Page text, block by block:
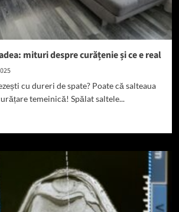
mituri despre curățenie și ce e real
cu dureri de spate? Poate că salteaua
temeinică! Spălat saltele...